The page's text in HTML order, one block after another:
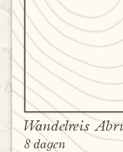
Wandelreis
8 dagen